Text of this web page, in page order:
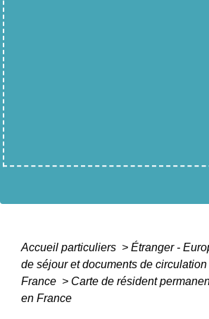
Accueil particuliers > Étranger -
de séjour et documents de
France > Carte de résident
en France